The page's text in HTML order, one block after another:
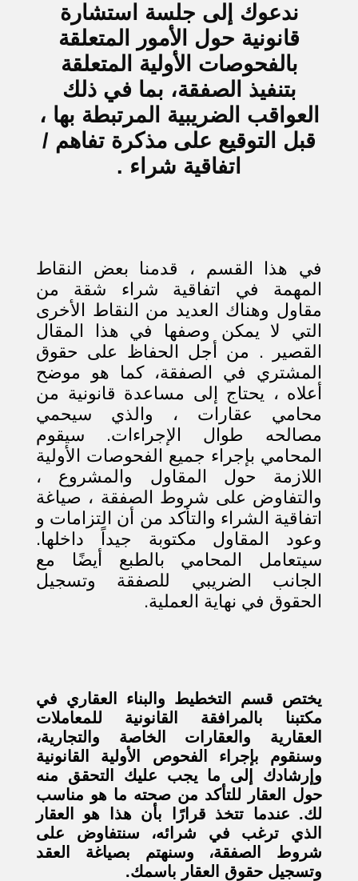
ندعوك إلى جلسة استشارة
قانونية حول الأمور المتعلقة
بالفحوصات الأولية المتعلقة
بتنفيذ الصفقة، بما في ذلك
العواقب الضريبية المرتبطة بها ،
قبل التوقيع على مذكرة تفاهم /
اتفاقية شراء .
في هذا القسم ، قدمنا بعض النقاط
المهمة في اتفاقية شراء شقة من
مقاول وهناك العديد من النقاط الأخرى
التي لا يمكن وصفها في هذا المقال
القصير . من أجل الحفاظ على حقوق
المشتري في الصفقة، كما هو موضح
أعلاه ، يحتاج إلى مساعدة قانونية من
محامي عقارات ، والذي سيحمي
مصالحه طوال الإجراءات. سيقوم
المحامي بإجراء جميع الفحوصات الأولية
اللازمة حول المقاول والمشروع ،
والتفاوض على شروط الصفقة ، صياغة
اتفاقية الشراء والتأكد من أن التزامات و
وعود المقاول مكتوبة جيداً داخلها.
سيتعامل المحامي بالطبع أيضًا مع
الجانب الضريبي للصفقة وتسجيل
الحقوق في نهاية العملية.
يختص قسم التخطيط والبناء العقاري في
مكتبنا بالمرافقة القانونية للمعاملات
العقارية والعقارات الخاصة والتجارية،
وسنقوم بإجراء الفحوص الأولية القانونية
وإرشادك إلى ما يجب عليك التحقق منه
حول العقار للتأكد من صحته ما هو مناسب
لك. عندما تتخذ قرارًا بأن هذا هو العقار
الذي ترغب في شرائه، سنتفاوض على
شروط الصفقة، وسنهتم بصياغة العقد
وتسجيل حقوق العقار باسمك.